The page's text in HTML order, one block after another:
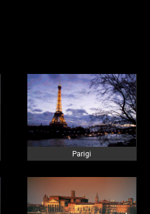
Parigi